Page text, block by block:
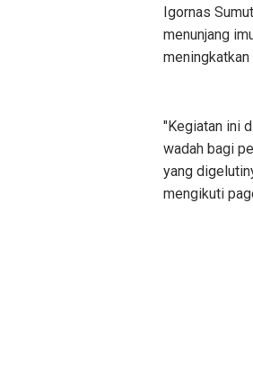
Igornas
menunjang
"Kegiatan ini
wadah bagi
yang
mengikuti